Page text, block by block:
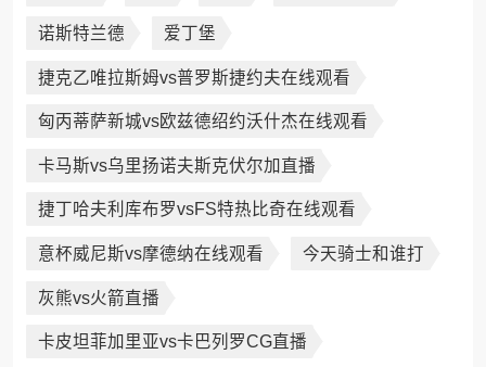
诺斯特兰德 爱丁堡
捷克乙唯拉斯姆vs普罗斯捷约夫在线观看
匈丙蒂萨新城vs欧兹德绍约沃什杰在线观看
卡马斯vs乌里扬诺夫斯克伏尔加直播
捷丁哈夫利库布罗vsFS特热比奇在线观看
意杯威尼斯vs摩德纳在线观看 今天骑士和谁打
灰熊vs火箭直播
卡皮坦菲加里亚vs卡巴列罗CG直播